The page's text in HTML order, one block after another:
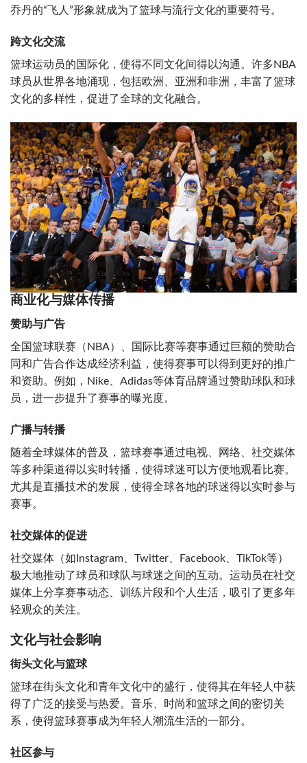
乔丹的“飞人”形象就成为了篮球与流行文化的重要符号。
跨文化交流
篮球运动员的国际化，使得不同文化间得以沟通。许多NBA
球员从世界各地涌现，包括欧洲、亚洲和非洲，丰富了篮球
文化的多样性，促进了全球的文化融合。
商业化与媒体传播
赞助与广告
全国篮球联赛（NBA）、国际比赛等赛事通过巨额的赞助合
同和广告合作达成经济利益，使得赛事可以得到更好的推广
和资助。例如，Nike、Adidas等体育品牌通过赞助球队和球
员，进一步提升了赛事的曝光度。
广播与转播
随着全球媒体的普及，篮球赛事通过电视、网络、社交媒体
等多种渠道得以实时转播，使得球迷可以方便地观看比赛。
尤其是直播技术的发展，使得全球各地的球迷得以实时参与
赛事。
社交媒体的促进
社交媒体（如Instagram、Twitter、Facebook、TikTok等）
极大地推动了球员和球队与球迷之间的互动。运动员在社交
媒体上分享赛事动态、训练片段和个人生活，吸引了更多年
轻观众的关注。
文化与社会影响
街头文化与篮球
篮球在街头文化和青年文化中的盛行，使得其在年轻人中获
得了广泛的接受与热爱。音乐、时尚和篮球之间的密切关
系，使得篮球赛事成为年轻人潮流生活的一部分。
社区参与